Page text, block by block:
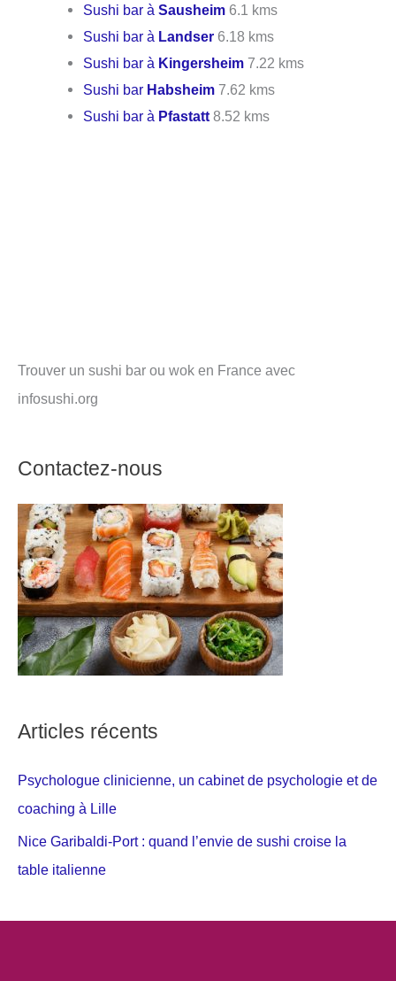
Sushi bar àSausheim 6.1 kms
Sushi bar à Landser 6.18 kms
Sushi bar à Kingersheim 7.22 kms
Sushi bar Habsheim 7.62 kms
Sushi bar à Pfastatt 8.52 kms
Trouver un sushi bar ou wok en France avec
infosushi.org
Contactez-nous
Articles récents
Psychologue clinicienne, un cabinet de psychologie et de
coaching à Lille
Nice Garibaldi-Port : quand l’envie de sushi croise la
table italienne